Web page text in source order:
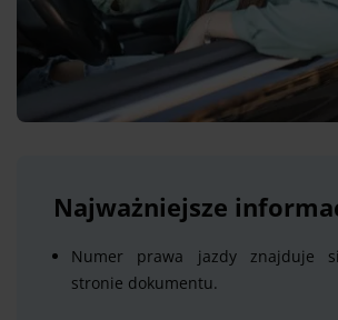
Najważniejsze
Numer prawa jazdy znajduje
stronie dokumentu.